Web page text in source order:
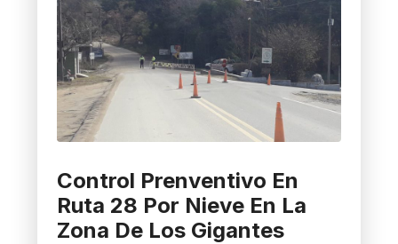
Control Prenventivo En
Ruta 28 Por Nieve En La
Zona De Los Gigantes